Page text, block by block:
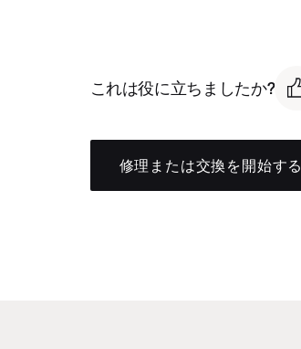
これは役に立ちましたか?
修理または交換を開始する